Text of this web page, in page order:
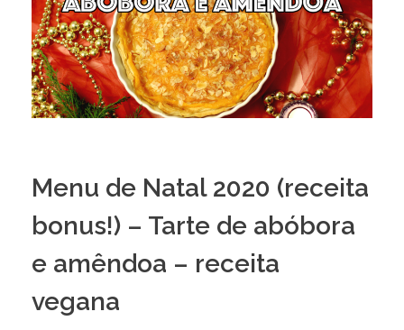
Menu de Natal 2020 (receita
bonus!) – Tarte de abóbora
e amêndoa – receita
vegana